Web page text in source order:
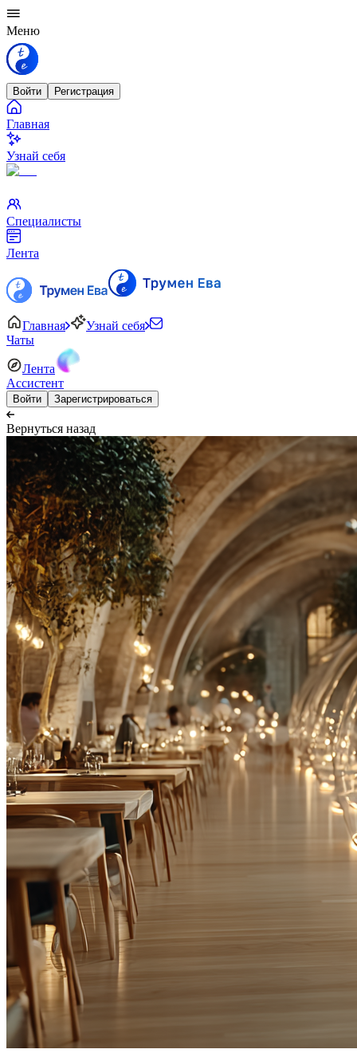
Меню
Войти Регистрация
Главная
Узнай себя
Специалисты
Лента
Главная
Узнай себя
Чаты
Лента
Ассистент
Войти Зарегистрироваться
Вернуться назад